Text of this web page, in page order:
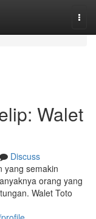
Walet
Discuss
yang semakin
orang yang
Walet Toto